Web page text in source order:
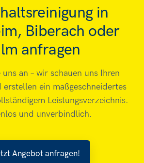
in
Biberach oder
anfragen
uns an – wir schauen uns Ihren
erstellen ein maßgeschneidertes
Leistungsverzeichnis.
und unverbindlich.
Angebot anfragen!